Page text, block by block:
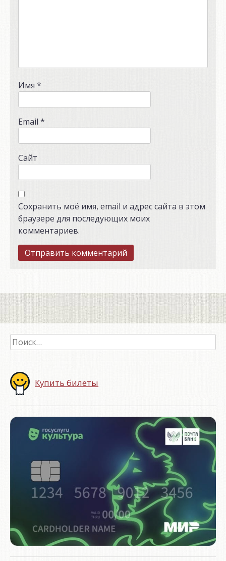
Имя *
Email *
Сайт
Сохранить моё имя, email и адрес сайта в этом
браузере для последующих моих
комментариев.
Найти:
Купить билеты